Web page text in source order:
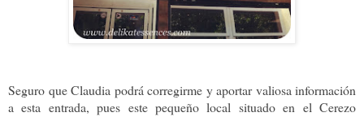
Seguro que Claudia podrá corregirme y aportar valiosa información
a esta entrada, pues este pequeño local situado en el Cerezo